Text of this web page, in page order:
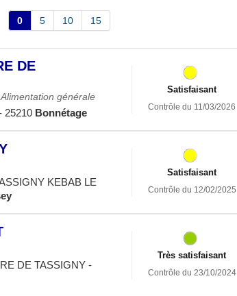
0 5 10 15
DE
générale
25210 Bonnétage
Satisfaisant
Contrôle du 11/03/2026
KEBAB LE
Satisfaisant
Contrôle du 12/02/2025
DE TASSIGNY -
Très satisfaisant
Contrôle du 23/10/2024